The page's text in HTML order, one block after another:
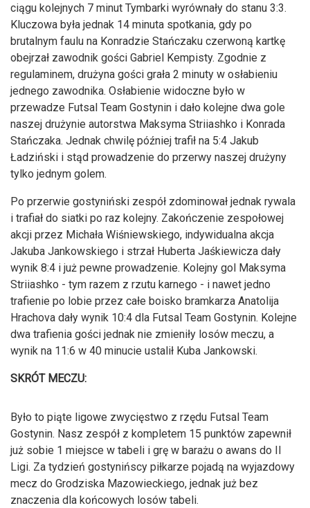
ciągu kolejnych 7 minut Tymbarki wyrównały do stanu 3:3.
Kluczowa była jednak 14 minuta spotkania, gdy po
brutalnym faulu na Konradzie Stańczaku czerwoną kartkę
obejrzał zawodnik gości Gabriel Kempisty. Zgodnie z
regulaminem, drużyna gości grała 2 minuty w osłabieniu
jednego zawodnika. Osłabienie widoczne było w
przewadze Futsal Team Gostynin i dało kolejne dwa gole
naszej drużynie autorstwa Maksyma Striiashko i Konrada
Stańczaka. Jednak chwilę później trafił na 5:4 Jakub
Ładziński i stąd prowadzenie do przerwy naszej drużyny
tylko jednym golem.
Po przerwie gostyniński zespół zdominował jednak rywala
i trafiał do siatki po raz kolejny. Zakończenie zespołowej
akcji przez Michała Wiśniewskiego, indywidualna akcja
Jakuba Jankowskiego i strzał Huberta Jaśkiewicza dały
wynik 8:4 i już pewne prowadzenie. Kolejny gol Maksyma
Striiashko - tym razem z rzutu karnego - i nawet jedno
trafienie po lobie przez całe boisko bramkarza Anatolija
Hrachova dały wynik 10:4 dla Futsal Team Gostynin. Kolejne
dwa trafienia gości jednak nie zmieniły losów meczu, a
wynik na 11:6 w 40 minucie ustalił Kuba Jankowski.
SKRÓT MECZU:
Było to piąte ligowe zwycięstwo z rzędu Futsal Team
Gostynin. Nasz zespół z kompletem 15 punktów zapewnił
już sobie 1 miejsce w tabeli i grę w barażu o awans do II
Ligi. Za tydzień gostynińscy piłkarze pojadą na wyjazdowy
mecz do Grodziska Mazowieckiego, jednak już bez
znaczenia dla końcowych losów tabeli.